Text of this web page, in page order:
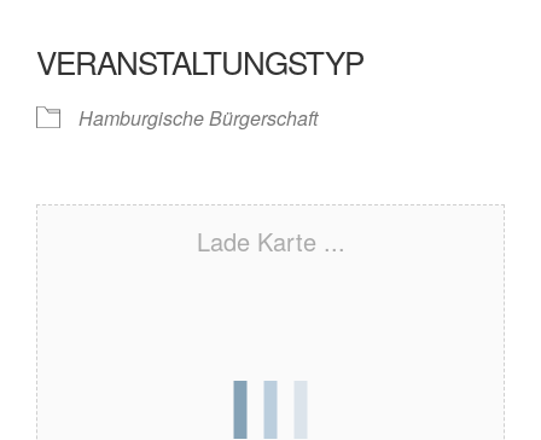
VERANSTALTUNGSTYP
Hamburgische Bürgerschaft
Lade Karte ...